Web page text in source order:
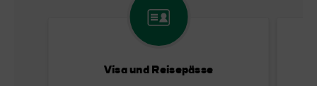
Visa und Reisepässe